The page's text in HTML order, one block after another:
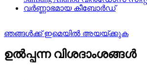
ഞങ്ങൾക്ക് ഇമെയിൽ അയയ്ക്കുക
ഉൽപ്പന്ന വിശദാംശങ്ങൾ